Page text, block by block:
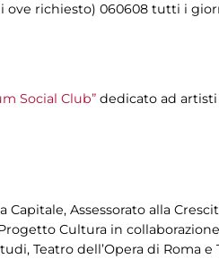
richiesto) 060608 tutti i
Social Club” dedicato ad
Capitale, Assessorato alla
Cultura in
Teatro dell’Opera di Roma e